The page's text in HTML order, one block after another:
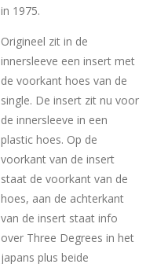
in 1975.
Origineel zit in de
innersleeve een insert met
de voorkant hoes van de
single. De insert zit nu voor
de innersleeve in een
plastic hoes. Op de
voorkant van de insert
staat de voorkant van de
hoes, aan de achterkant
van de insert staat info
over Three Degrees in het
japans plus beide